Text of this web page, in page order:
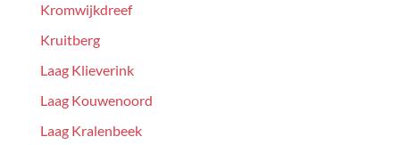
Kromwijkdreef
Kruitberg
Laag Klieverink
Laag Kouwenoord
Laag Kralenbeek